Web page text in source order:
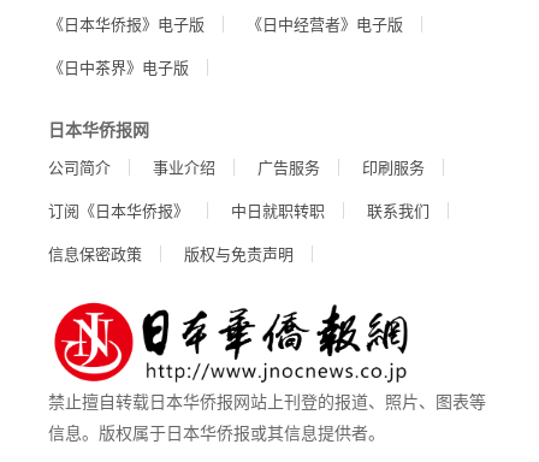
《日本华侨报》电子版
《日中经营者》电子版
《日中茶界》电子版
日本华侨报网
公司简介 事业介绍 广告服务
印刷服务
订阅《日本华侨报》
中日就职转职
联系我们
信息保密政策
版权与免责声明
禁止擅自转载日本华侨报网站上刊登的报道、照片、图表等
信息。版权属于日本华侨报或其信息提供者。